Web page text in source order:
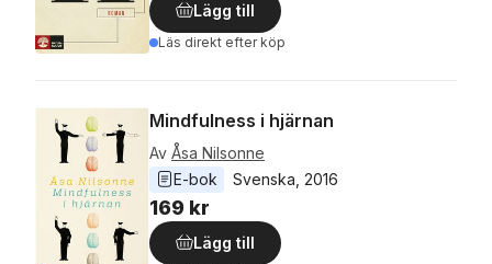
Lägg till
Läs direkt efter köp
Mindfulness i hjärnan
Av Åsa Nilsonne
E-bok
Svenska 2016
169 kr
Lägg till